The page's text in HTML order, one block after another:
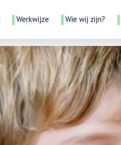
Werkwijze Wie wij zijn?